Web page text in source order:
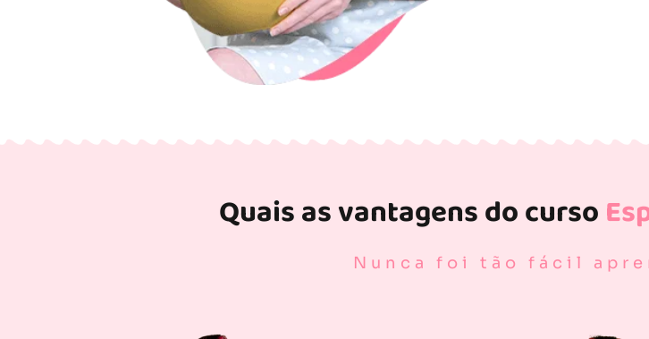
Quais as vantagens do curso
Nunca foi tão fácil